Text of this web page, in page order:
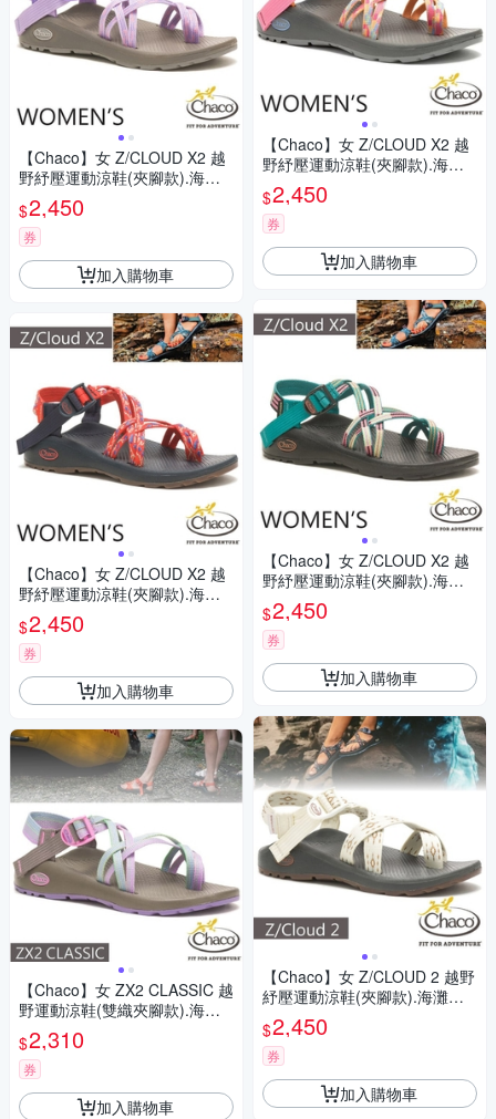
【Chaco】女 Z/CLOUD X2 越
野紓壓運動涼鞋(夾腳款).海灘
鞋_CH-ZLW04-HJ07 熱情紫玫
瑰
$2,450
券
加入購物車
【Chaco】女 Z/CLOUD X2 越
野紓壓運動涼鞋(夾腳款).海灘
鞋_CH-ZLW04-HJ08 火辣香橙
$2,450
券
加入購物車
【Chaco】女 ZX2 CLASSIC 越
野運動涼鞋(雙織夾腳款).海灘
鞋_CH-ZCW04-HK10 紫粉升
華
$2,310
券
加入購物車
【Chaco】女 Z/CLOUD X2 越
野紓壓運動涼鞋(夾腳款).海灘
鞋_CH-ZLW04-HK24 薄荷粉紅
$2,450
券
加入購物車
【Chaco】女 Z/CLOUD X2 越
野紓壓運動涼鞋(夾腳款).海灘
鞋_CH-ZLW04-HJ06 青綠線條
$2,450
券
加入購物車
【Chaco】女 Z/CLOUD 2 越野
紓壓運動涼鞋(夾腳款).海灘鞋_
CH-ZLW02-HH09 沙灘之窗
$2,450
券
加入購物車